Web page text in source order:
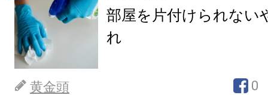
部屋を片付けられない
れ
黄金頭 0